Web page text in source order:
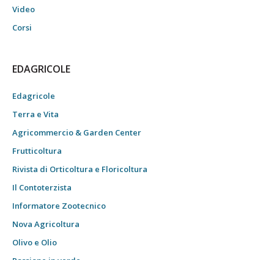
Video
Corsi
EDAGRICOLE
Edagricole
Terra e Vita
Agricommercio & Garden Center
Frutticoltura
Rivista di Orticoltura e Floricoltura
Il Contoterzista
Informatore Zootecnico
Nova Agricoltura
Olivo e Olio